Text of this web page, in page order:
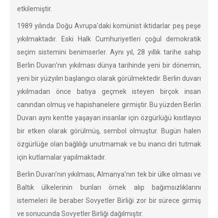
etkilemiştir.
1989 yılında Doğu Avrupa'daki komünist iktidarlar peş peşe
yıkılmaktadır. Eski Halk Cumhuriyetleri çoğul demokratik
seçim sistemini benimserler. Aynı yıl, 28 yıllık tarihe sahip
Berlin Duvarı’nın yıkılması dünya tarihinde yeni bir dönemin,
yeni bir yüzyılın başlangıcı olarak görülmektedir. Berlin duvarı
yıkılmadan önce batıya geçmek isteyen birçok insan
canından olmuş ve hapishanelere girmiştir. Bu yüzden Berlin
Duvarı aynı kentte yaşayan insanlar için özgürlüğü kısıtlayıcı
bir etken olarak görülmüş, sembol olmuştur. Bugün halen
özgürlüğe olan bağlılığı unutmamak ve bu inancı diri tutmak
için kutlamalar yapılmaktadır.
Berlin Duvarı’nın yıkılması, Almanya'nın tek bir ülke olması ve
Baltık ülkelerinin bunları örnek alıp bağımsızlıklarını
istemeleri ile beraber Sovyetler Birliği zor bir sürece girmiş
ve sonucunda Sovyetler Birliği dağılmıştır.